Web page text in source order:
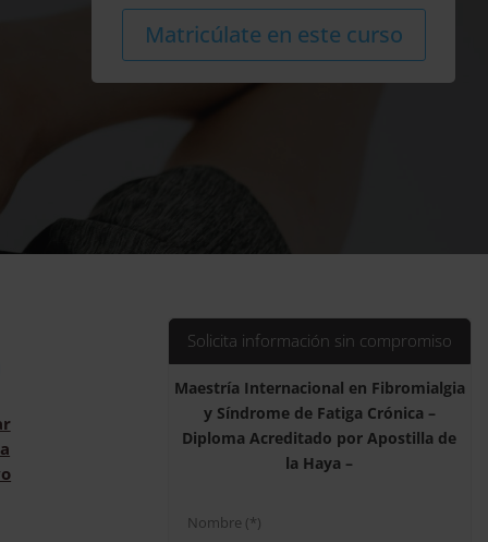
2.380,00$.
595,00$.
Internacional
por
Apostilla
de
la
Matricúlate en este curso
Solicita información sin compromiso
Maestría Internacional en Fibromialgia
y Síndrome de Fatiga Crónica –
Diploma Acreditado por Apostilla de
la Haya –